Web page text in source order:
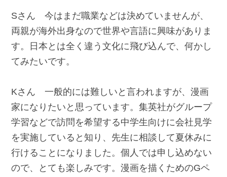
Sさん 今はまだ職業などは決めていませんが、
両親が海外出身なので世界や言語に興味がありま
す。日本とは全く違う文化に飛び込んで、何かし
てみたいです。
Kさん 一般的には難しいと言われますが、漫画
家になりたいと思っています。集英社がグループ
学習などで訪問を希望する中学生向けに会社見学
を実施していると知り、先生に相談して夏休みに
行けることになりました。個人では申し込めない
ので、とても楽しみです。漫画を描くためのGペ